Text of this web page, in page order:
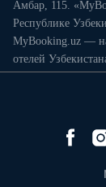
Амбар, 115.
Республике
MyBooking.uz —
отелей